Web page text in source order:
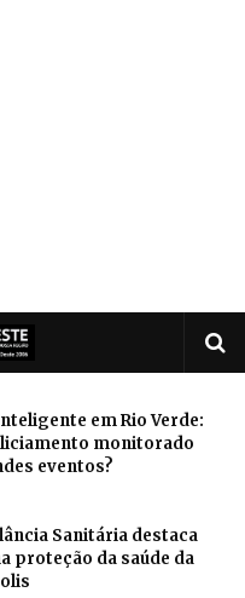
em Rio Verde:
monitorado
eventos?
Sanitária destaca
proteção da saúde da